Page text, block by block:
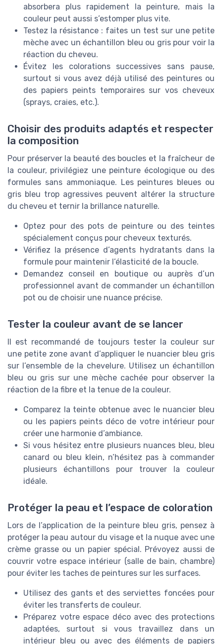
absorbera plus rapidement la peinture, mais la
couleur peut aussi s’estomper plus vite.
Testez la résistance : faites un test sur une petite
mèche avec un échantillon bleu ou gris pour voir la
réaction du cheveu.
Évitez les colorations successives sans pause,
surtout si vous avez déjà utilisé des peintures ou
des papiers peints temporaires sur vos cheveux
(sprays, craies, etc.).
Choisir des produits adaptés et respecter
la composition
Pour préserver la beauté des boucles et la fraîcheur de
la couleur, privilégiez une peinture écologique ou des
formules sans ammoniaque. Les peintures bleues ou
gris bleu trop agressives peuvent altérer la structure
du cheveu et ternir la brillance naturelle.
Optez pour des pots de peinture ou des teintes
spécialement conçus pour cheveux texturés.
Vérifiez la présence d’agents hydratants dans la
formule pour maintenir l’élasticité de la boucle.
Demandez conseil en boutique ou auprès d’un
professionnel avant de commander un échantillon
pot ou de choisir une nuance précise.
Tester la couleur avant de se lancer
Il est recommandé de toujours tester la couleur sur
une petite zone avant d’appliquer le nuancier bleu gris
sur l’ensemble de la chevelure. Utilisez un échantillon
bleu ou gris sur une mèche cachée pour observer la
réaction de la fibre et la tenue de la couleur.
Comparez la teinte obtenue avec le nuancier bleu
ou les papiers peints déco de votre intérieur pour
créer une harmonie d’ambiance.
Si vous hésitez entre plusieurs nuances bleu, bleu
canard ou bleu klein, n’hésitez pas à commander
plusieurs échantillons pour trouver la couleur
idéale.
Protéger la peau et l’espace de coloration
Lors de l’application de la peinture bleu gris, pensez à
protéger la peau autour du visage et la nuque avec une
crème grasse ou un papier spécial. Prévoyez aussi de
couvrir votre espace intérieur (salle de bain, chambre)
pour éviter les taches de peintures sur les surfaces.
Utilisez des gants et des serviettes foncées pour
éviter les transferts de couleur.
Préparez votre espace déco avec des protections
adaptées, surtout si vous travaillez dans un
intérieur bleu ou avec des éléments de papiers